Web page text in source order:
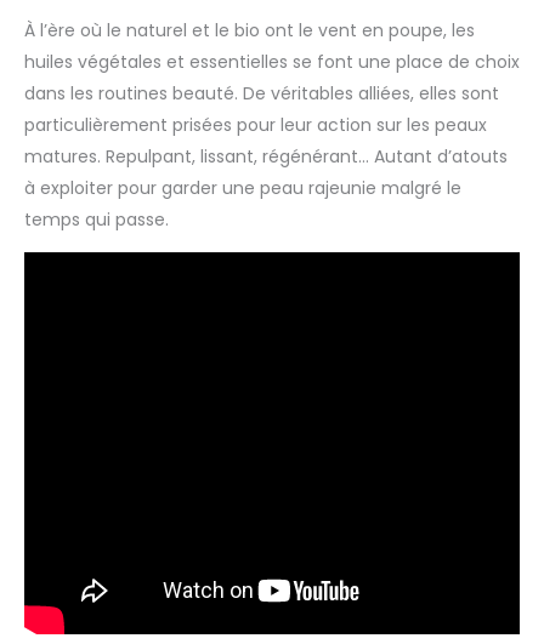
À l’ère où le naturel et le bio ont le vent en poupe, les
huiles végétales et essentielles se font une place de choix
dans les routines beauté. De véritables alliées, elles sont
particulièrement prisées pour leur action sur les peaux
matures. Repulpant, lissant, régénérant… Autant d’atouts
à exploiter pour garder une peau rajeunie malgré le
temps qui passe.